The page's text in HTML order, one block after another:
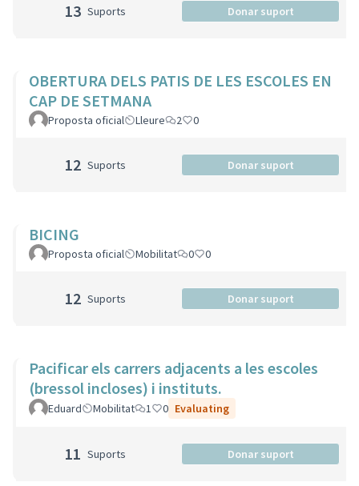
13 Suports Donar suport
OBERTURA DELS PATIS DE LES ESCOLES EN
CAP DE SETMANA
Proposta oficial Lleure 2 0
12 Suports Donar suport
BICING
Proposta oficial Mobilitat 0 0
12 Suports Donar suport
Pacificar els carrers adjacents a les escoles
(bressol incloses) i instituts.
Eduard Mobilitat 1 0 Evaluating
11 Suports Donar suport